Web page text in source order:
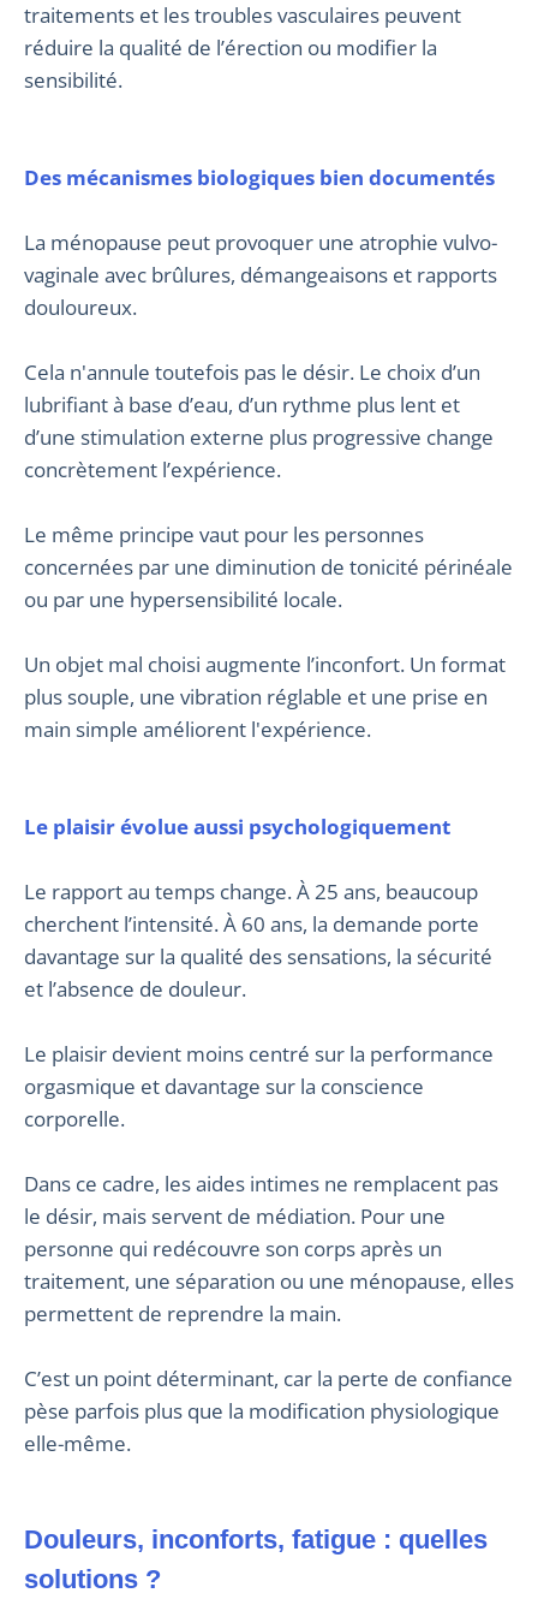
traitements et les troubles vasculaires peuvent
réduire la qualité de l’érection ou modifier la
sensibilité.
Des mécanismes biologiques bien documentés
La ménopause peut provoquer une atrophie vulvo-
vaginale avec brûlures, démangeaisons et rapports
douloureux.
Cela n'annule toutefois pas le désir. Le choix d’un
lubrifiant à base d’eau, d’un rythme plus lent et
d’une stimulation externe plus progressive change
concrètement l’expérience.
Le même principe vaut pour les personnes
concernées par une diminution de tonicité périnéale
ou par une hypersensibilité locale.
Un objet mal choisi augmente l’inconfort. Un format
plus souple, une vibration réglable et une prise en
main simple améliorent l'expérience.
Le plaisir évolue aussi psychologiquement
Le rapport au temps change. À 25 ans, beaucoup
cherchent l’intensité. À 60 ans, la demande porte
davantage sur la qualité des sensations, la sécurité
et l’absence de douleur.
Le plaisir devient moins centré sur la performance
orgasmique et davantage sur la conscience
corporelle.
Dans ce cadre, les aides intimes ne remplacent pas
le désir, mais servent de médiation. Pour une
personne qui redécouvre son corps après un
traitement, une séparation ou une ménopause, elles
permettent de reprendre la main.
C’est un point déterminant, car la perte de confiance
pèse parfois plus que la modification physiologique
elle-même.
Douleurs, inconforts, fatigue : quelles
solutions ?